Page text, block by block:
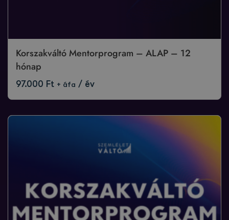
Korszakváltó Mentorprogram – ALAP – 12
hónap
97.000 Ft + áfa / év